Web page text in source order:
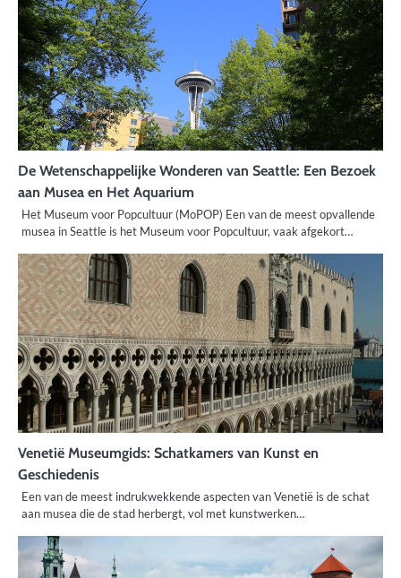
De Wetenschappelijke Wonderen van Seattle: Een Bezoek
aan Musea en Het Aquarium
Het Museum voor Popcultuur (MoPOP) Een van de meest opvallende
musea in Seattle is het Museum voor Popcultuur, vaak afgekort…
Venetië Museumgids: Schatkamers van Kunst en
Geschiedenis
Een van de meest indrukwekkende aspecten van Venetië is de schat
aan musea die de stad herbergt, vol met kunstwerken…